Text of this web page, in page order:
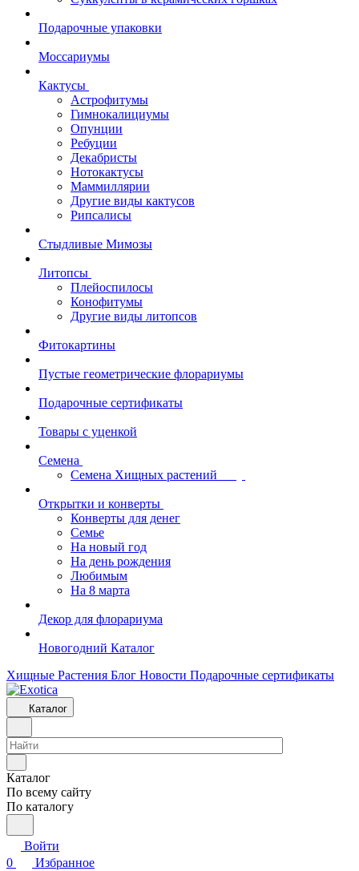
Подарочные упаковки
Моссариумы
Кактусы
Астрофитумы
Гимнокалициумы
Опунции
Ребуции
Декабристы
Нотокактусы
Маммиллярии
Другие виды кактусов
Рипсалисы
Стыдливые Мимозы
Литопсы
Плейоспилосы
Конофитумы
Другие виды литопсов
Фитокартины
Пустые геометрические флорариумы
Подарочные сертификаты
Товары с уценкой
Семена
Семена Хищных растений
Открытки и конверты
Конверты для денег
Семье
На новый год
На день рождения
Любимым
На 8 марта
Декор для флорариума
Новогодний Каталог
Хищные Растения Блог Новости Подарочные сертификаты
Каталог
Каталог
По всему сайту
По каталогу
Войти
0
Избранное